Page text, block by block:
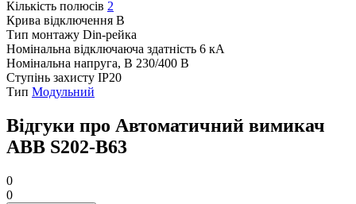
Кількість полюсів 2
Крива відключення B
Тип монтажу Din-рейка
Номінальна відключаюча здатність 6 кА
Номінальна напруга, В 230/400 В
Ступінь захисту IP20
Тип Модульний
Відгуки про Автоматичний вимикач
ABB S202-B63
0
0